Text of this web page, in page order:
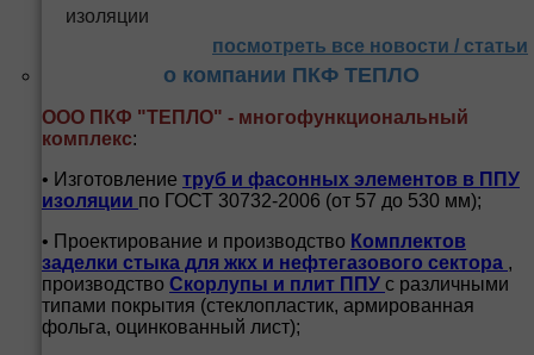
посмотреть все новости / статьи
о компании ПКФ ТЕПЛО
ООО ПКФ "ТЕПЛО" - многофункциональный
комплекс:
• Изготовление труб и фасонных элементов в ППУ
изоляции по ГОСТ 30732-2006 (от 57 до 530 мм);
• Проектирование и производство Комплектов
заделки стыка для жкх и нефтегазового сектора ,
производство Скорлупы и плит ППУ с различными
типами покрытия (стеклопластик, армированная
фольга, оцинкованный лист);